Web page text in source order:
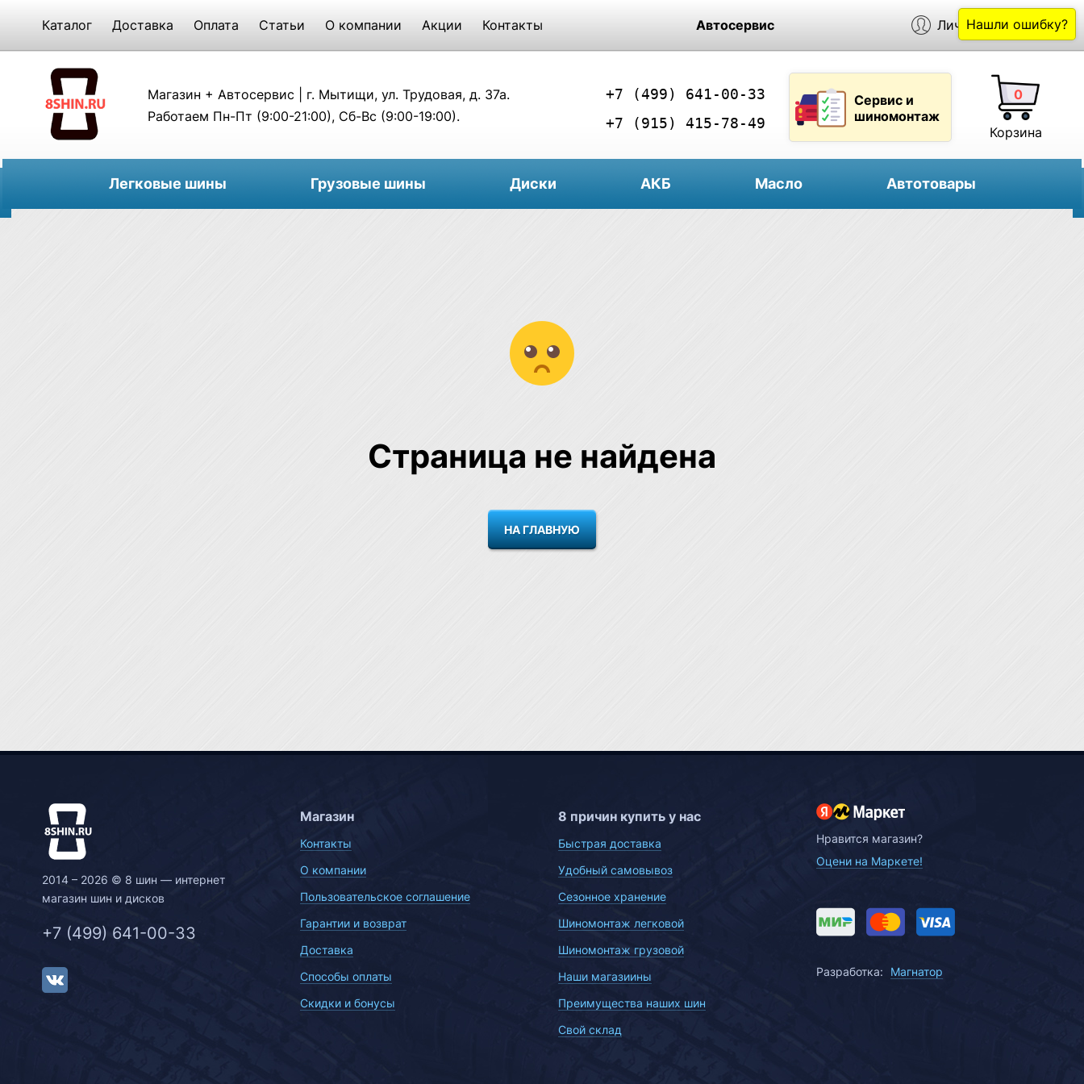
Каталог Доставка Оплата Статьи О компании Акции Контакты Автосервис Личный кабинет
Магазин + Автосервис | г. Мытищи, ул. Трудовая, д. 37а.
Работаем Пн-Пт (9:00-21:00), Сб-Вс (9:00-19:00).
+7 (499) 641-00-33
+7 (915) 415-78-49
Сервис и
шиномонтаж
0
Корзина
Легковые шины Грузовые шины Диски АКБ Масло Автотовары
Страница не найдена
НА ГЛАВНУЮ
2014 – 2026 © 8 шин — интернет
магазин шин и дисков
+7 (499) 641-00-33
Магазин
Контакты
О компании
Пользовательское соглашение
Гарантии и возврат
Доставка
Способы оплаты
Скидки и бонусы
8 причин купить у нас
Быстрая доставка
Удобный самовывоз
Сезонное хранение
Шиномонтаж легковой
Шиномонтаж грузовой
Наши магазиины
Преимущества наших шин
Свой склад
Нравится магазин?
Оцени на Маркете!
Разработка: Магнатор
Нашли ошибку?